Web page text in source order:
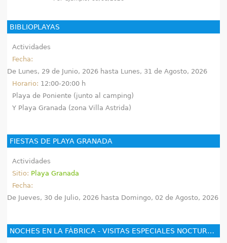
n
r
a
u
s
e
d
q
h
a
BIBLIOPLAYAS
Actividades
Fecha:
De Lunes, 29 de Junio, 2026 hasta Lunes, 31 de Agosto, 2026
Horario: 12:00-20:00 h
Playa de Poniente (junto al camping)
Y Playa Granada (zona Villa Astrida)
FIESTAS DE PLAYA GRANADA
Actividades
Sitio: Playa Granada
Fecha:
De Jueves, 30 de Julio, 2026 hasta Domingo, 02 de Agosto, 2026
NOCHES EN LA FÁBRICA - VISITAS ESPECIALES NOCTURNAS - MUSEO INDUSTRIAL FÁBRICA DEL PILAR